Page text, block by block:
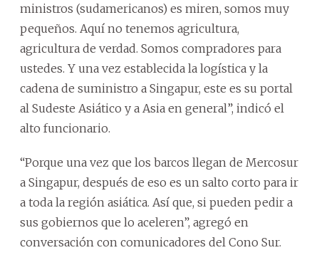
ministros (sudamericanos) es miren, somos muy
pequeños. Aquí no tenemos agricultura,
agricultura de verdad. Somos compradores para
ustedes. Y una vez establecida la logística y la
cadena de suministro a Singapur, este es su portal
al Sudeste Asiático y a Asia en general”, indicó el
alto funcionario.
“Porque una vez que los barcos llegan de Mercosur
a Singapur, después de eso es un salto corto para ir
a toda la región asiática. Así que, si pueden pedir a
sus gobiernos que lo aceleren”, agregó en
conversación con comunicadores del Cono Sur.